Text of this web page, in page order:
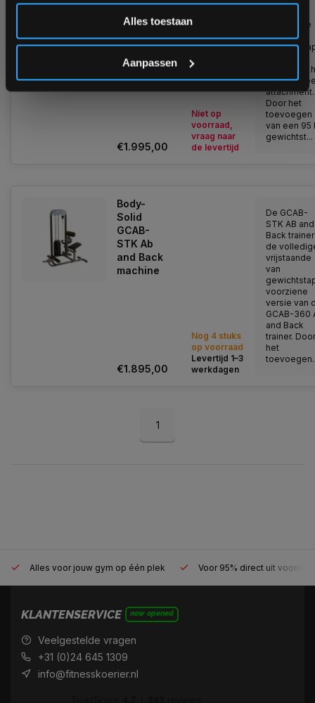
Alles toestaan
Aanpassen
GIOT-STK
Dijbeen
trainer
€1.995,00
Niet op
voorraad,
vraag naar
de levertijd
vrijstaande
van
versie van
GIOT
attachment.
Door het
toevoegen
van een 95
gewichtst...
Body-
Solid
GCAB-
STK Ab
and Back
machine
€1.895,00
Nog 4 stuks
op voorraad
Levertijd 1–3
werkdagen
De GCAB-
STK AB and
Back
de
vrijstaande
van
voorziene
versie van
GCAB-360
and Back
trainer. Door
het
1
Alles voor jouw gym op één plek Voor 95% direct uit
KLANTENSERVICE now opened
Veelgestelde vragen
+31 (0)24 645 1309
info@fitnesskoerier.nl
Inschrijven
*Verzendkosten vallen buiten de korting